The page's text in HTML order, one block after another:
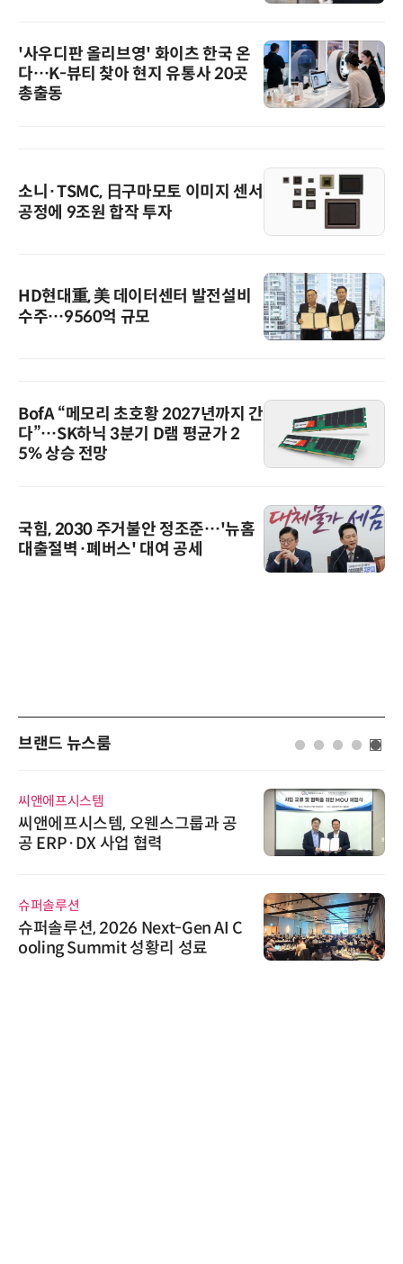
'사우디판 올리브영' 화이츠 한국 온
다…K-뷰티 찾아 현지 유통사 20곳
총출동
소니·TSMC, 日구마모토 이미지 센서
공정에 9조원 합작 투자
HD현대重, 美 데이터센터 발전설비
수주…9560억 규모
BofA “메모리 초호황 2027년까지 간
다”…SK하닉 3분기 D램 평균가 2
5% 상승 전망
국힘, 2030 주거불안 정조준…'뉴홈
대출절벽·폐버스' 대여 공세
브랜드 뉴스룸
씨앤에프시스템
씨앤에프시스템, 오웬스그룹과 공
공 ERP·DX 사업 협력
슈퍼솔루션
슈퍼솔루션, 2026 Next-Gen AI C
ooling Summit 성황리 성료